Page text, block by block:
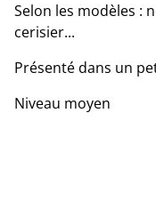
Selon les modèles :
cerisier...
Présenté dans un
Niveau moyen